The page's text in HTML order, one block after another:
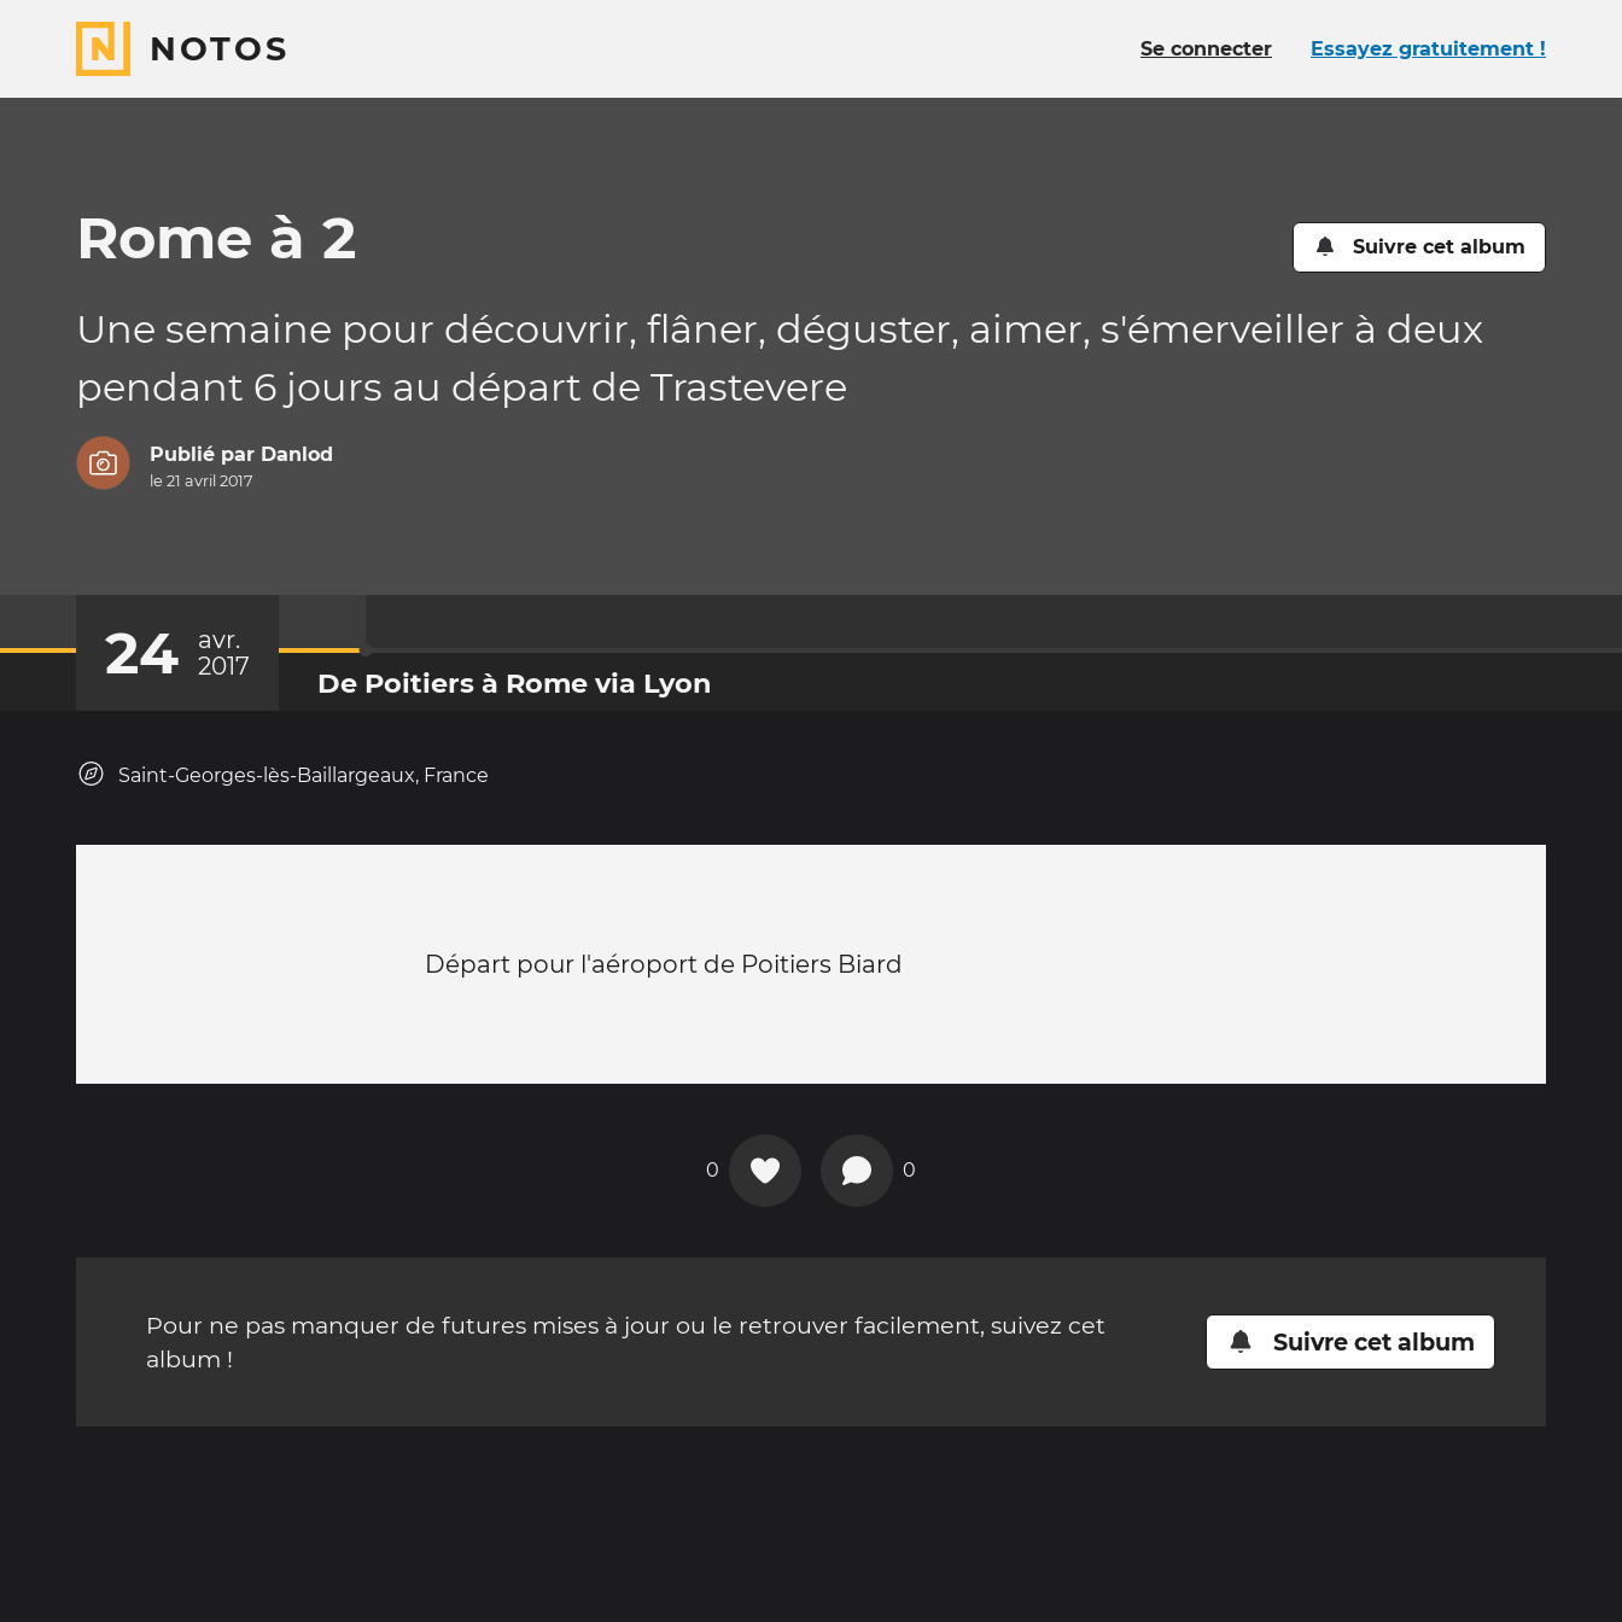
NOTOS Se connecter Essayez gratuitement !
Rome à 2 Suivre cet album
Une semaine pour découvrir, flâner, déguster, aimer, s'émerveiller à deux
pendant 6 jours au départ de Trastevere
Publié par Danlod
le 21 avril 2017
24
avr.
2017
De Poitiers à Rome via Lyon
Saint-Georges-lès-Baillargeaux, France
Départ pour l'aéroport de Poitiers Biard
0 0
Pour ne pas manquer de futures mises à jour ou le retrouver facilement, suivez cet
album !
Suivre cet album